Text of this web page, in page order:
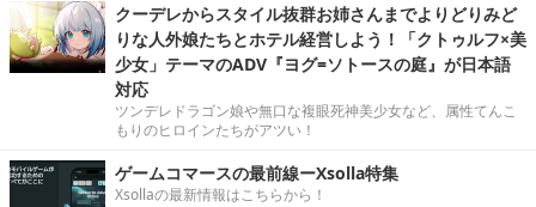
クーデレからスタイル抜群お姉さんまでよりどりみど
りな人外娘たちとホテル経営しよう！「クトゥルフ×美
少女」テーマのADV『ヨグ=ソトースの庭』が日本語
対応
ツンデレドラゴン娘や無口な複眼死神美少女など、属性てんこ
もりのヒロインたちがアツい！
ゲームコマースの最前線ーXsolla特集
Xsollaの最新情報はこちらから！